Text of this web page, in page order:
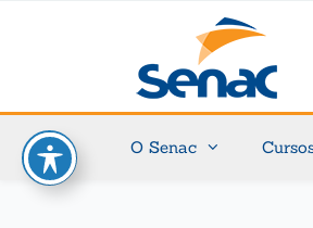
O Senac